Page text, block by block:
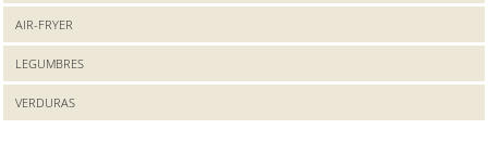
AIR-FRYER
LEGUMBRES
VERDURAS